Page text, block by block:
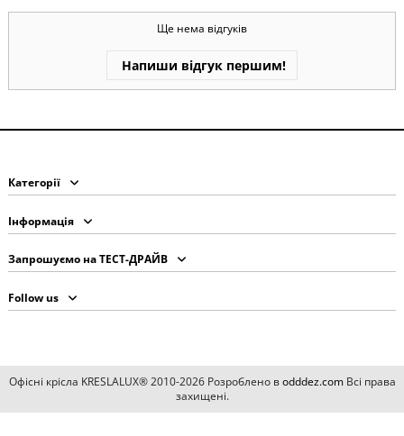
Ще нема відгуків
Напиши відгук першим!
Категорії
Інформація
Запрошуємо на ТЕСТ-ДРАЙВ
Follow us
Офісні крісла KRESLALUX® 2010-2026 Розроблено вodddez.comВсі права
захищені.